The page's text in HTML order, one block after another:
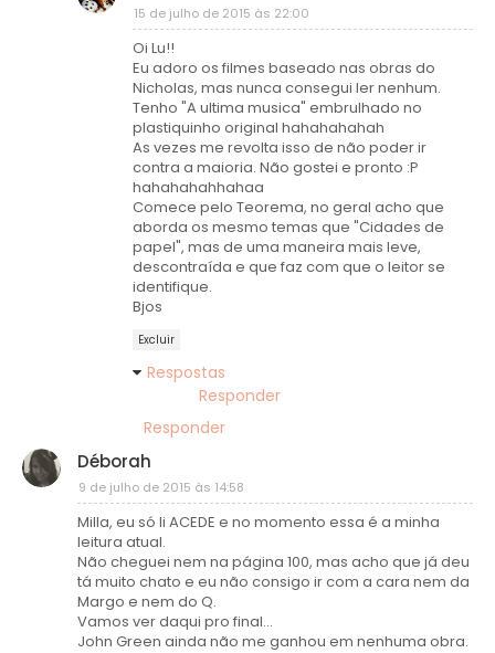
15 de julho de 2015 às 22:00
Oi Lu!!
Eu adoro os filmes baseado nas obras do
Nicholas, mas nunca consegui ler nenhum.
Tenho "A ultima musica" embrulhado no
plastiquinho original hahahahahah
As vezes me revolta isso de não poder ir
contra a maioria. Não gostei e pronto :P
hahahahahhahaa
Comece pelo Teorema, no geral acho que
aborda os mesmo temas que "Cidades de
papel", mas de uma maneira mais leve,
descontraída e que faz com que o leitor se
identifique.
Bjos
Excluir
Respostas
Responder
Responder
Déborah
9 de julho de 2015 às 14:58
Milla, eu só li ACEDE e no momento essa é a minha
leitura atual.
Não cheguei nem na página 100, mas acho que já deu
tá muito chato e eu não consigo ir com a cara nem da
Margo e nem do Q.
Vamos ver daqui pro final...
John Green ainda não me ganhou em nenhuma obra.